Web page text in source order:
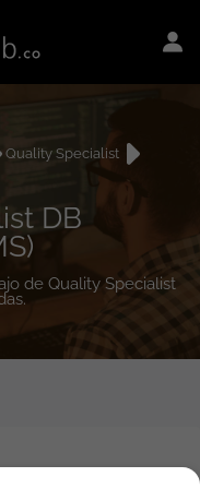
Quality Specialist
DB
de Quality Specialist